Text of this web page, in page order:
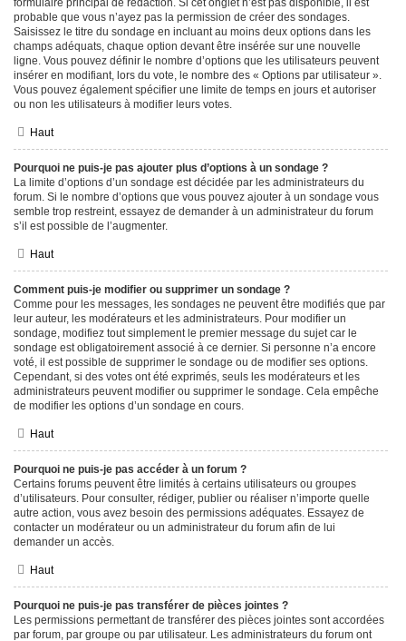
formulaire principal de rédaction. Si cet onglet n’est pas disponible, il est
probable que vous n’ayez pas la permission de créer des sondages.
Saisissez le titre du sondage en incluant au moins deux options dans les
champs adéquats, chaque option devant être insérée sur une nouvelle
ligne. Vous pouvez définir le nombre d’options que les utilisateurs peuvent
insérer en modifiant, lors du vote, le nombre des « Options par utilisateur ».
Vous pouvez également spécifier une limite de temps en jours et autoriser
ou non les utilisateurs à modifier leurs votes.
Haut
Pourquoi ne puis-je pas ajouter plus d’options à un sondage ?
La limite d’options d’un sondage est décidée par les administrateurs du
forum. Si le nombre d’options que vous pouvez ajouter à un sondage vous
semble trop restreint, essayez de demander à un administrateur du forum
s’il est possible de l’augmenter.
Haut
Comment puis-je modifier ou supprimer un sondage ?
Comme pour les messages, les sondages ne peuvent être modifiés que par
leur auteur, les modérateurs et les administrateurs. Pour modifier un
sondage, modifiez tout simplement le premier message du sujet car le
sondage est obligatoirement associé à ce dernier. Si personne n’a encore
voté, il est possible de supprimer le sondage ou de modifier ses options.
Cependant, si des votes ont été exprimés, seuls les modérateurs et les
administrateurs peuvent modifier ou supprimer le sondage. Cela empêche
de modifier les options d’un sondage en cours.
Haut
Pourquoi ne puis-je pas accéder à un forum ?
Certains forums peuvent être limités à certains utilisateurs ou groupes
d’utilisateurs. Pour consulter, rédiger, publier ou réaliser n’importe quelle
autre action, vous avez besoin des permissions adéquates. Essayez de
contacter un modérateur ou un administrateur du forum afin de lui
demander un accès.
Haut
Pourquoi ne puis-je pas transférer de pièces jointes ?
Les permissions permettant de transférer des pièces jointes sont accordées
par forum, par groupe ou par utilisateur. Les administrateurs du forum ont